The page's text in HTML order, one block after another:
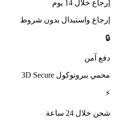
إرجاع خلال 14 يوم
إرجاع واستبدال بدون شروط
🔒
دفع آمن
محمي ببروتوكول 3D Secure
⚡
شحن خلال 24 ساعة